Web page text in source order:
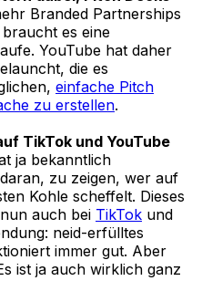
Branded Partnerships
es eine
YouTube hat daher
die es
einfache Pitch
zu erstellen.
TikTok und YouTube
ja bekanntlich
zu zeigen, wer auf
Kohle scheffelt. Dieses
auch bei TikTok und
neid-erfülltes
immer gut. Aber
ist ja auch wirklich ganz